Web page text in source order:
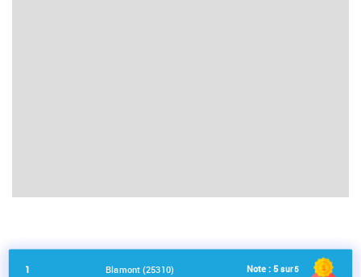
1 Blamont (25310) Note :5 sur 5